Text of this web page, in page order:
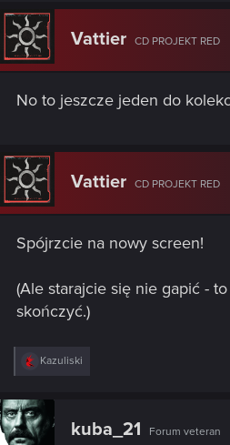
c
t
i
o
n
Vattier CD PROJEKT RED
No to jeszcze jeden do
Vattier CD PROJEKT RED
Spójrzcie na nowy screen!
(Ale starajcie się nie gapić -
skończyć.)
R
t
i
Kazuliski
kuba_21 Forum veteran